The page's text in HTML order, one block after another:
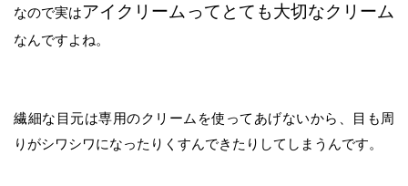
なので実はアイクリームってとても大切なクリーム
なんですよね。
繊細な目元は専用のクリームを使ってあげないから、目も周
りがシワシワになったりくすんできたりしてしまうんです。